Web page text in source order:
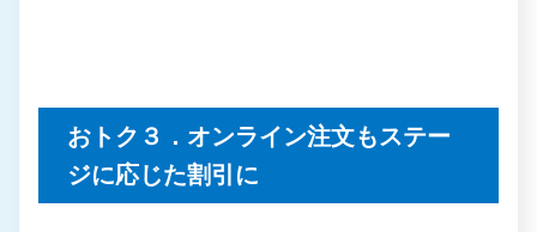
おトク３．オンライン注文もステー
ジに応じた割引に